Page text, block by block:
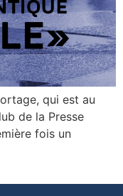
qui est au
de la Presse
fois un